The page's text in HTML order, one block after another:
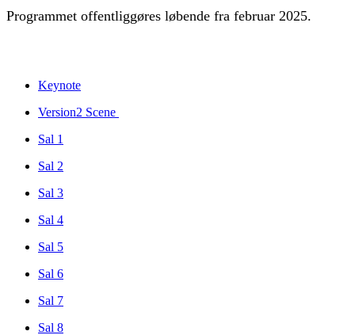
Programmet offentliggøres løbende fra februar 2025.
Keynote
Version2 Scene
Sal 1
Sal 2
Sal 3
Sal 4
Sal 5
Sal 6
Sal 7
Sal 8